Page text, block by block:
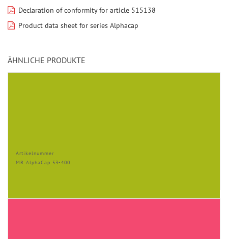
Declaration of conformity for article 515138
Product data sheet for series Alphacap
ÄHNLICHE PRODUKTE
Artikelnummer
MR AlphaCap 53-400